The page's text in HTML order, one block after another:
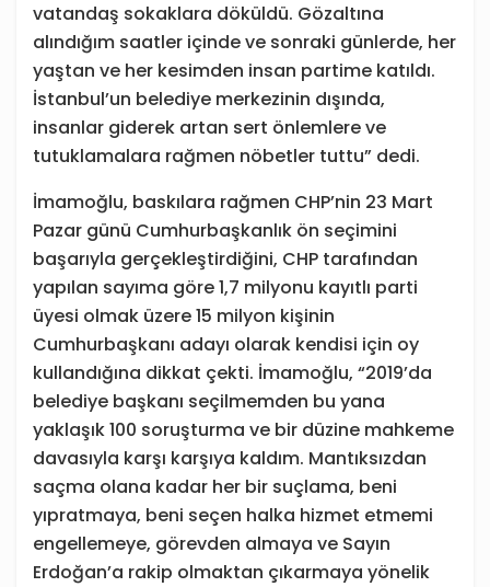
vatandaş sokaklara döküldü. Gözaltına
alındığım saatler içinde ve sonraki günlerde, her
yaştan ve her kesimden insan partime katıldı.
İstanbul’un belediye merkezinin dışında,
insanlar giderek artan sert önlemlere ve
tutuklamalara rağmen nöbetler tuttu” dedi.
İmamoğlu, baskılara rağmen CHP’nin 23 Mart
Pazar günü Cumhurbaşkanlık ön seçimini
başarıyla gerçekleştirdiğini, CHP tarafından
yapılan sayıma göre 1,7 milyonu kayıtlı parti
üyesi olmak üzere 15 milyon kişinin
Cumhurbaşkanı adayı olarak kendisi için oy
kullandığına dikkat çekti. İmamoğlu, “2019’da
belediye başkanı seçilmemden bu yana
yaklaşık 100 soruşturma ve bir düzine mahkeme
davasıyla karşı karşıya kaldım. Mantıksızdan
saçma olana kadar her bir suçlama, beni
yıpratmaya, beni seçen halka hizmet etmemi
engellemeye, görevden almaya ve Sayın
Erdoğan’a rakip olmaktan çıkarmaya yönelik